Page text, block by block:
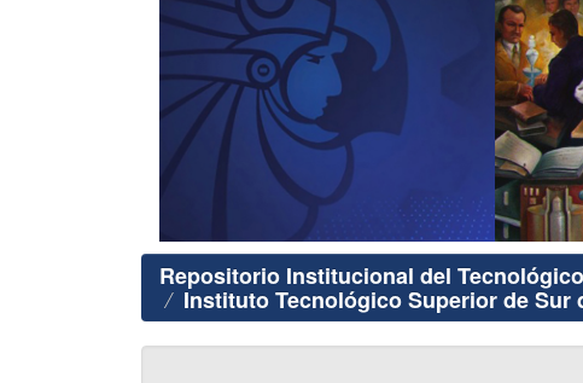
Repositorio Institucional del
Instituto Tecnológico Superior de Sur